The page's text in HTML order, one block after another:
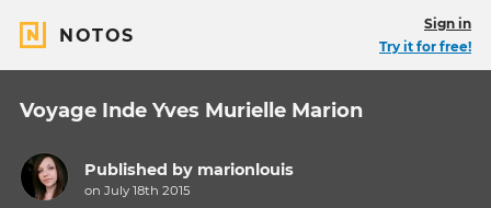
NOTOS
Sign in
Try it for free!
Voyage Inde Yves Murielle Marion
Published by marionlouis
on July 18th 2015